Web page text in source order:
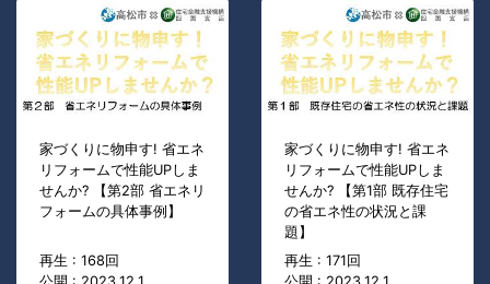
家づくりに物申す! 省エネ
リフォームで性能UPしま
せんか? 【第2部 省エネリ
フォームの具体事例】
再生 : 168回
家づくりに物申す! 省エネ
リフォームで性能UPしま
せんか? 【第1部 既存住宅
の省エネ性の状況と課
題】
再生 : 171回